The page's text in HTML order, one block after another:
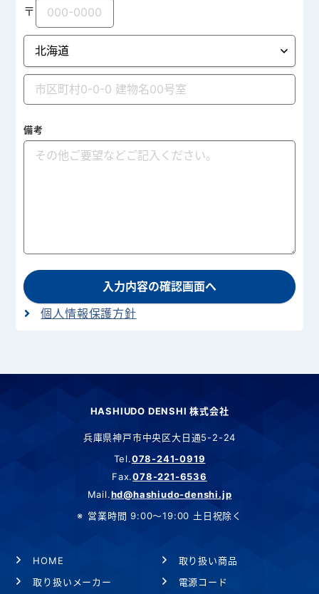
〒
備考
入力内容の確認画面へ
個人情報保護方針
HASHIUDO DENSHI 株式会社
兵庫県神戸市中央区大日通5-2-24
Tel.078-241-0919
Fax.078-221-6536
Mail.hd@hashiudo-denshi.jp
営業時間 9:00～19:00 土日祝除く
HOME
取り扱い商品
取り扱いメーカー
電源コード